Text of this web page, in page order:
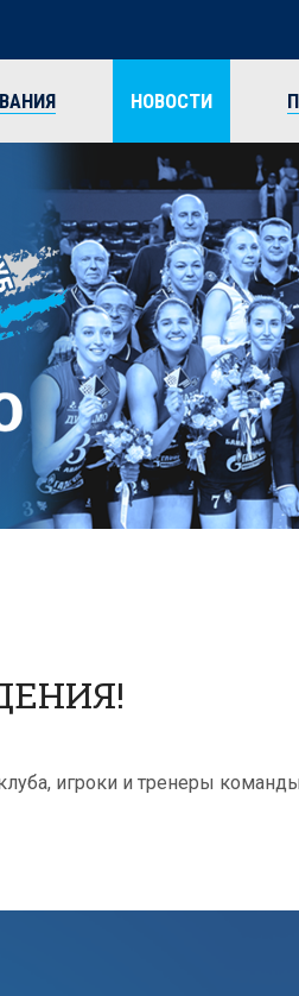
НОВОСТИ
игроки и тренеры